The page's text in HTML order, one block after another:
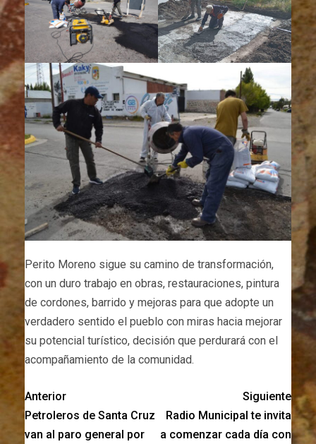
Perito Moreno sigue su camino de transformación,
con un duro trabajo en obras, restauraciones, pintura
de cordones, barrido y mejoras para que adopte un
verdadero sentido el pueblo con miras hacia mejorar
su potencial turístico, decisión que perdurará con el
acompañamiento de la comunidad.
Anterior
Petroleros de Santa Cruz
van al paro general por
Siguiente
Radio Municipal te invita
a comenzar cada día con